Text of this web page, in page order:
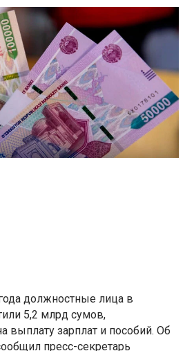
должностные лица в
5,2 млрд сумов,
выплату зарплат и пособий. Об
пресс-секретарь